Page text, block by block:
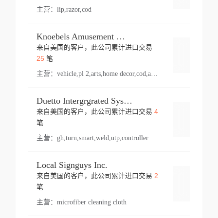
主营： lip,razor,cod
Knoebels Amusement Resort
来自美国的客户，此公司累计进口交易
25笔
主营： vehicle,pl 2,arts,home decor,cod,amusement ride,sea
Duetto Intergrgrated Systems Inc.
来自美国的客户，此公司累计进口交易 4
笔
主营： gh,turn,smart,weld,utp,controller
Local Signguys Inc.
来自美国的客户，此公司累计进口交易 2
笔
主营： microfiber cleaning cloth